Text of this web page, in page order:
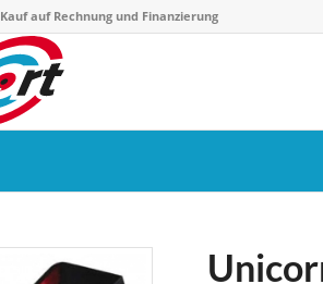
Kauf auf Rechnung und Finanzierung